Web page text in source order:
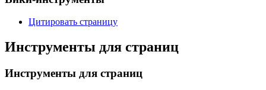
Цитировать страницу
Инструменты для страниц
Инструменты для страниц